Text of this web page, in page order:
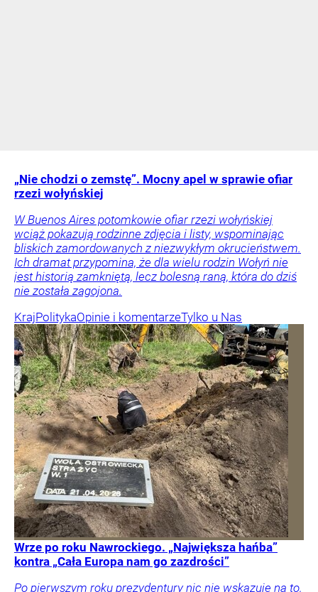
„Nie chodzi o zemstę”. Mocny apel w sprawie ofiar
rzezi wołyńskiej
W Buenos Aires potomkowie ofiar rzezi wołyńskiej
wciąż pokazują rodzinne zdjęcia i listy, wspominając
bliskich zamordowanych z niezwykłym okrucieństwem.
Ich dramat przypomina, że dla wielu rodzin Wołyń nie
jest historią zamkniętą, lecz bolesną raną, która do dziś
nie została zagojona.
KrajPolitykaOpinie i komentarzeTylko u Nas
Wrze po roku Nawrockiego. „Największa hańba”
kontra „Cała Europa nam go zazdrości”
Po pierwszym roku prezydentury nic nie wskazuje na to,